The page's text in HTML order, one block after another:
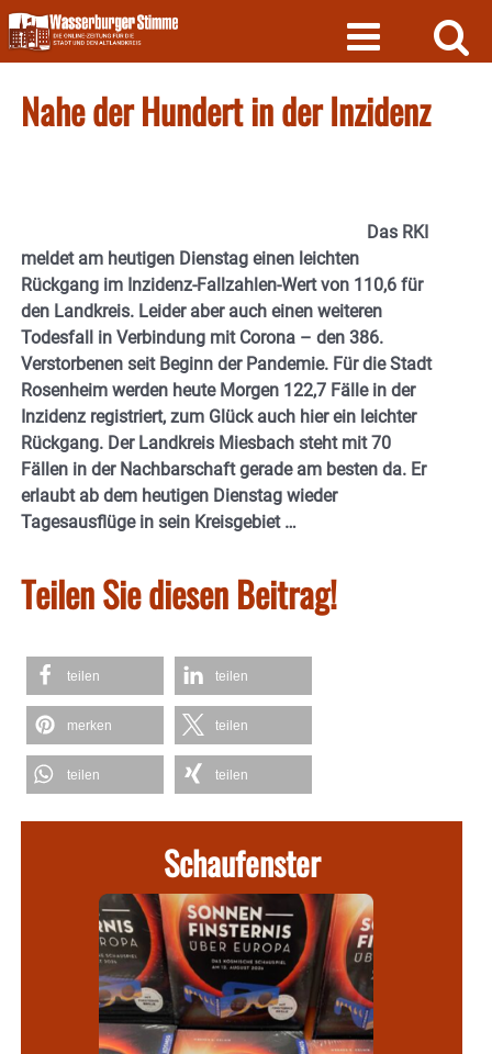
Skip
to
content
Nahe der Hundert in der Inzidenz
Das RKI
meldet am heutigen Dienstag einen leichten
Rückgang im Inzidenz-Fallzahlen-Wert von 110,6 für
den Landkreis. Leider aber auch einen weiteren
Todesfall in Verbindung mit Corona – den 386.
Verstorbenen seit Beginn der Pandemie. Für die Stadt
Rosenheim werden heute Morgen 122,7 Fälle in der
Inzidenz registriert, zum Glück auch hier ein leichter
Rückgang. Der Landkreis Miesbach steht mit 70
Fällen in der Nachbarschaft gerade am besten da. Er
erlaubt ab dem heutigen Dienstag wieder
Tagesausflüge in sein Kreisgebiet …
Teilen Sie diesen Beitrag!
teilen teilen
merken teilen
teilen teilen
Schaufenster